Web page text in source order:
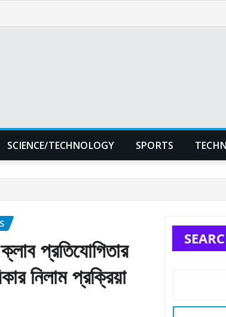
SCIENCE/TECHNOLOGY SPORTS
প্রতিযোগিতার
নিলাম প্রক্রিয়া